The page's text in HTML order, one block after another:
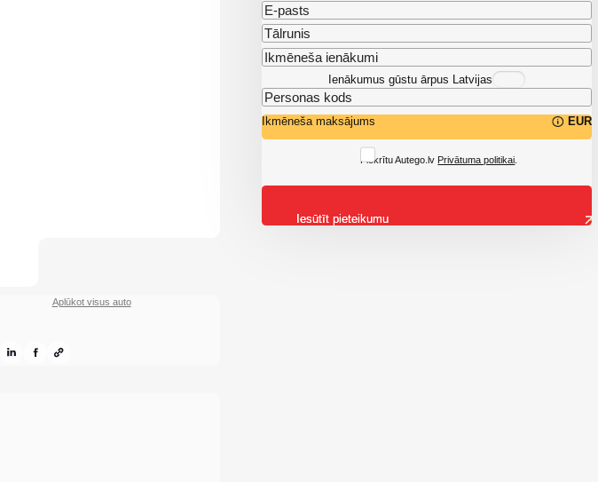
Aplūkot visus auto
Ienākumus gūstu ārpus Latvijas
Ikmēneša maksājums EUR
Piekrītu Autego.lv Privātuma politikai